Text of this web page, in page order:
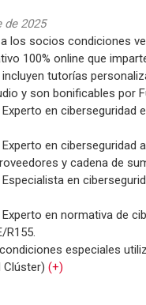
de 2025
los socios condiciones
100% online que
tutorías
y son bonificables por
en ciberseguridad
en ciberseguridad
y cadena de
en
en normativa de
R155.
especiales
Clúster) (+)